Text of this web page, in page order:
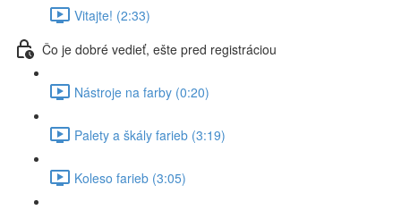
Vitajte! (2:33)
Čo je dobré vedieť, ešte pred registráciou
Nástroje na farby (0:20)
Palety a škály farieb (3:19)
Koleso farieb (3:05)